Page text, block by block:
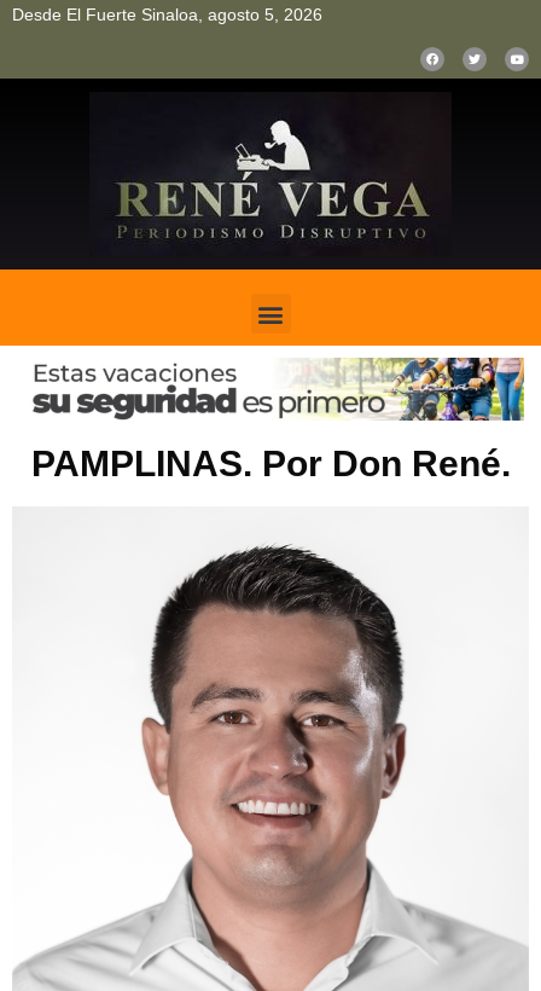
Desde El Fuerte Sinaloa, agosto 5, 2026
PAMPLINAS. Por Don René.